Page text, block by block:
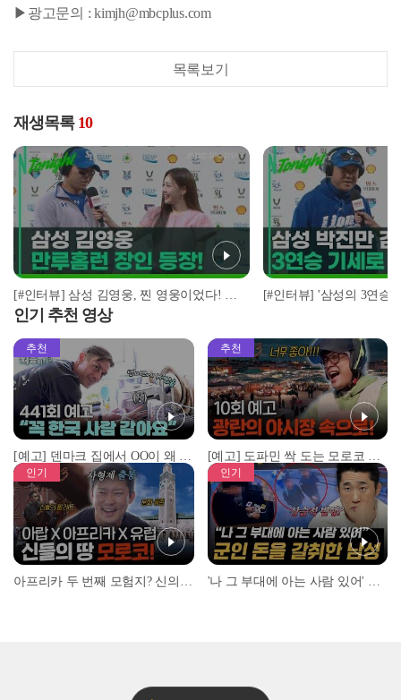
▶광고문의 : kimjh@mbcplus.com
목록보기
재생목록 10
[#인터뷰] 삼성 김영웅, 찐 영웅이었다! 통산 두 번째 만루홈런 폭발 I #베이스볼투나잇 2025.03.25
인기 추천 영상
추천
[예고] 덴마크 집에서 OO이 왜 나와...? 이상할 정도로 한국을 사랑하는 우리 형을 제보합니다!
추천
[예고] 도파민 싹 도는 모로코 야시장 투어!
인기 인기